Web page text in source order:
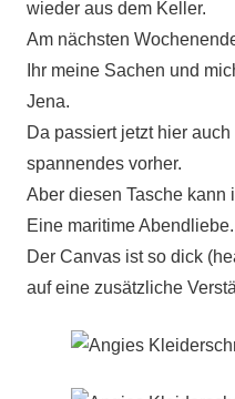
wieder aus dem Keller.
Am nächsten
Ihr meine Sachen und
Jena.
Da passiert jetzt hier
spannendes vorher.
Aber diesen Tasche kann
Eine maritime Abendliebe.
Der Canvas ist so dick
auf eine zusätzliche